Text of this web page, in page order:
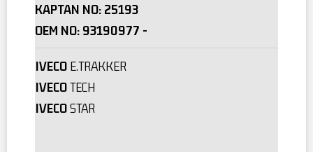
KAPTAN NO: 25193
OEM NO: 93190977 -
IVECO E.TRAKKER
IVECOTECH
IVECOSTAR